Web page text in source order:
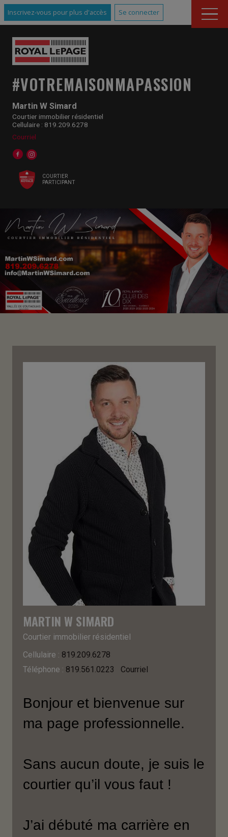
Inscrivez-vous pour plus d'accès Se connecter
Martin W Simard
Courtier immobilier résidentiel
Cellulaire : 819.209.6278
Courriel
COURTIER
PARTICIPANT
#VOTREMAISONMAPASSION
MARTIN W SIMARD
Courtier immobilier résidentiel
Cellulaire : 819.209.6278
Téléphone : 819.561.0223 Courriel
Bonjour et bienvenue sur
ma page professionnelle.
Sans aucun doute, je suis le
courtier qu’il vous faut !
J’ai débuté ma carrière en